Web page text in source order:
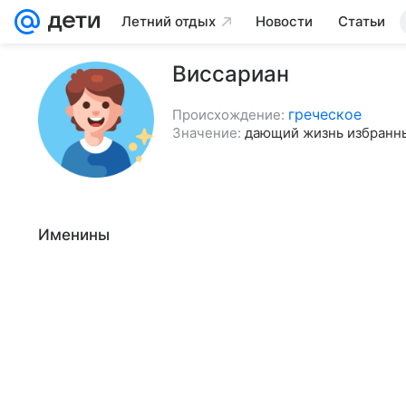
Летний отдых Новости Статьи
Виссариан
Происхождение: греческое
Значение: дающий жизнь
Именины